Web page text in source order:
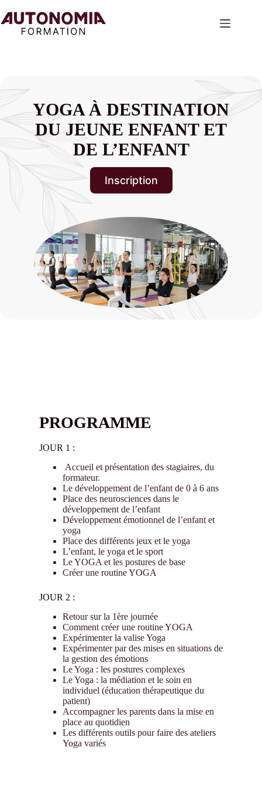
au
contenu
YOGA À DESTINATION
DU JEUNE ENFANT ET
DE L’ENFANT
Inscription
PROGRAMME
JOUR 1 :
Accueil et présentation des stagiaires, du
formateur.
Le développement de l’enfant de 0 à 6 ans
Place des neurosciences dans le
développement de l’enfant
Développement émotionnel de l’enfant et
yoga
Place des différents jeux et le yoga
L’enfant, le yoga et le sport
Le YOGA et les postures de base
Créer une routine YOGA
JOUR 2 :
Retour sur la 1ère journée
Comment créer une routine YOGA
Expérimenter la valise Yoga
Expérimenter par des mises en situations de
la gestion des émotions
Le Yoga : les postures complexes
Le Yoga : la médiation et le soin en
individuel (éducation thérapeutique du
patient)
Accompagner les parents dans la mise en
place au quotidien
Les différents outils pour faire des ateliers
Yoga variés